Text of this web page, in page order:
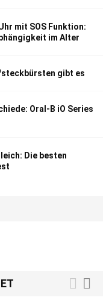
mit SOS Funktion:
im Alter
gibt es
Oral-B iO Series
Die besten